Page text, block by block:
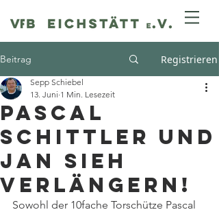
Beitrag Registrieren
Pascal
Schittler und
Jan Sieh
verlängern!
Sepp Schiebel
13. Juni 1 Min. Lesezeit
Sowohl der 10fache Torschütze Pascal